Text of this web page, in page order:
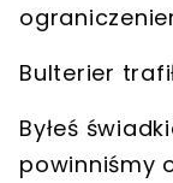
Bulterier
Byłeś
powinniśmy